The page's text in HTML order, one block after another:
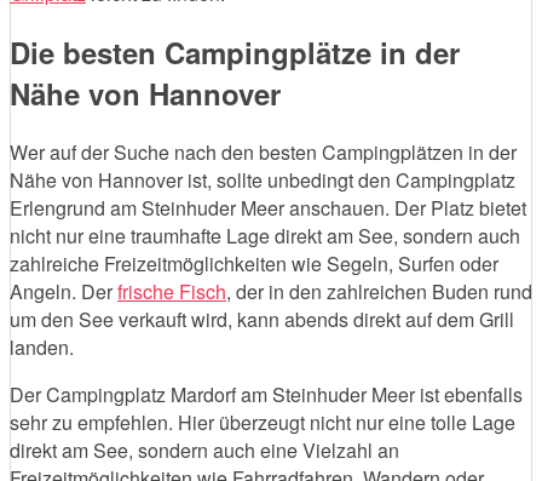
Die besten Campingplätze in der
Nähe von Hannover
Wer auf der Suche nach den besten Campingplätzen in der
Nähe von Hannover ist, sollte unbedingt den Campingplatz
Erlengrund am Steinhuder Meer anschauen. Der Platz bietet
nicht nur eine traumhafte Lage direkt am See, sondern auch
zahlreiche Freizeitmöglichkeiten wie Segeln, Surfen oder
Angeln. Derfrische Fisch, der in den zahlreichen Buden rund
um den See verkauft wird, kann abends direkt auf dem Grill
landen.
Der Campingplatz Mardorf am Steinhuder Meer ist ebenfalls
sehr zu empfehlen. Hier überzeugt nicht nur eine tolle Lage
direkt am See, sondern auch eine Vielzahl an